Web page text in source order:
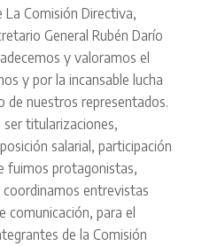
La Comisión Directiva,
General Rubén Darío
y valoramos el
y por la incansable lucha
de nuestros representados.
titularizaciones,
salarial, participación
fuimos protagonistas,
entrevistas
comunicación, para el
de la Comisión